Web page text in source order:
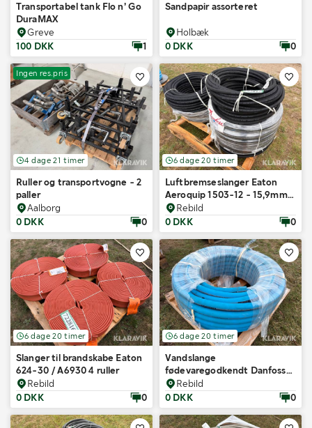
Transportabel tank Flo n’ Go
DuraMAX
Greve
100 DKK
1
Sandpapir assorteret
Holbæk
0 DKK
0
Ingen res.pris
4 dage 21 timer
Ruller og transportvogne - 2
paller
Aalborg
0 DKK
0
6 dage 20 timer
Luftbremseslanger Eaton
Aeroquip 1503-12 - 15,9mm -
4 ruller
Rebild
0 DKK
0
6 dage 20 timer
Slanger til brandskabe Eaton
624-30 / A6930 4 ruller
Rebild
0 DKK
0
6 dage 20 timer
Vandslange
fødevaregodkendt Danfoss
Lemur EHF002-16 - 1 rulle
Rebild
0 DKK
0